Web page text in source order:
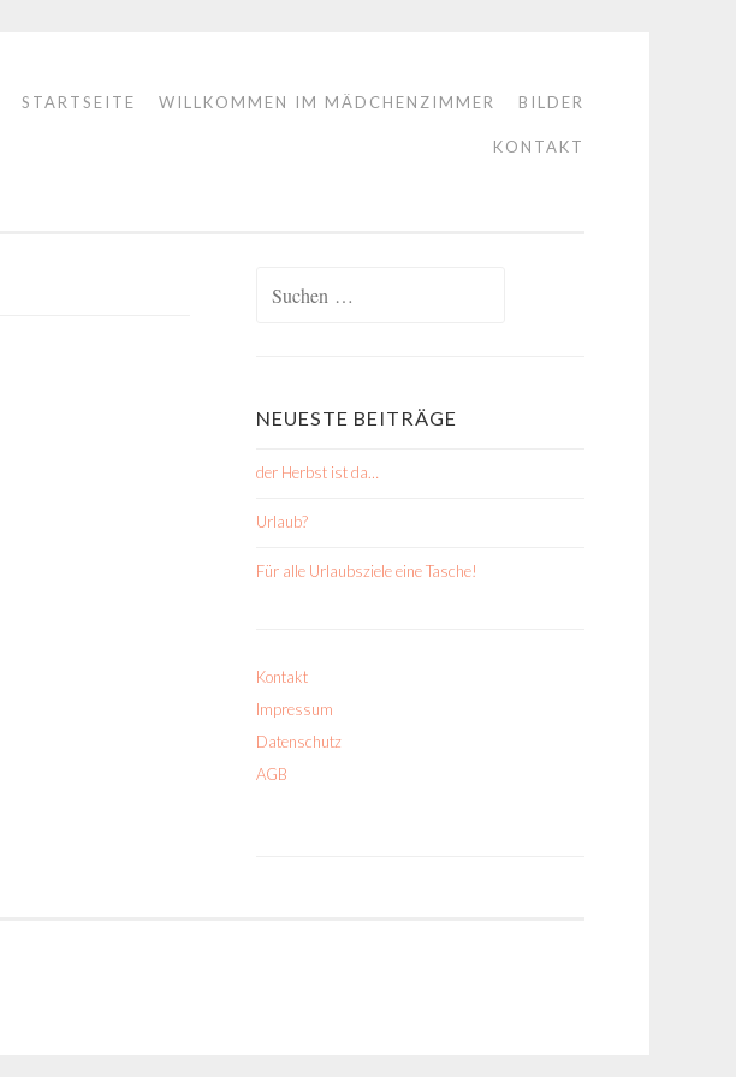
STARTSEITE WILLKOMMEN IM MÄDCHENZIMMER BILDER
KONTAKT
NEUESTE BEITRÄGE
der Herbst ist da…
Urlaub?
Für alle Urlaubsziele eine Tasche!
Kontakt
Impressum
Datenschutz
AGB